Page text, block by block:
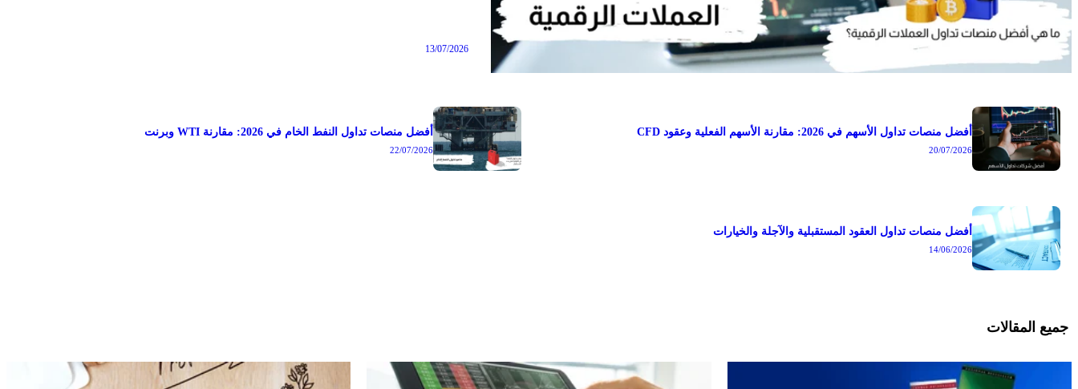
13/07/2026
أفضل منصات تداول الأسهم في 2026: مقارنة الأسهم الفعلية وعقود CFD
20/07/2026
أفضل منصات تداول النفط الخام في 2026: مقارنة WTI وبرنت
22/07/2026
أفضل منصات تداول العقود المستقبلية والآجلة والخيارات
14/06/2026
جميع المقالات